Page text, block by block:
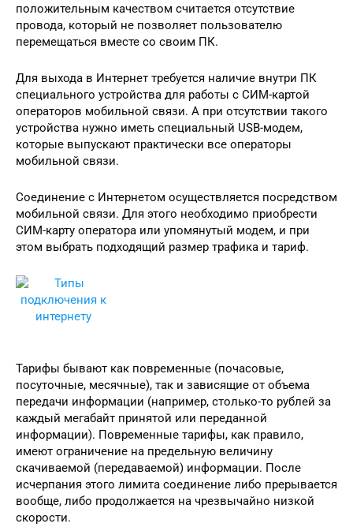
положительным качеством считается отсутствие
провода, который не позволяет пользователю
перемещаться вместе со своим ПК.
Для выхода в Интернет требуется наличие внутри ПК
специального устройства для работы с СИМ-картой
операторов мобильной связи. А при отсутствии такого
устройства нужно иметь специальный USB-модем,
которые выпускают практически все операторы
мобильной связи.
Соединение с Интернетом осуществляется посредством
мобильной связи. Для этого необходимо приобрести
СИМ-карту оператора или упомянутый модем, и при
этом выбрать подходящий размер трафика и тариф.
Тарифы бывают как повременные (почасовые,
посуточные, месячные), так и зависящие от объема
передачи информации (например, столько-то рублей за
каждый мегабайт принятой или переданной
информации). Повременные тарифы, как правило,
имеют ограничение на предельную величину
скачиваемой (передаваемой) информации. После
исчерпания этого лимита соединение либо прерывается
вообще, либо продолжается на чрезвычайно низкой
скорости.